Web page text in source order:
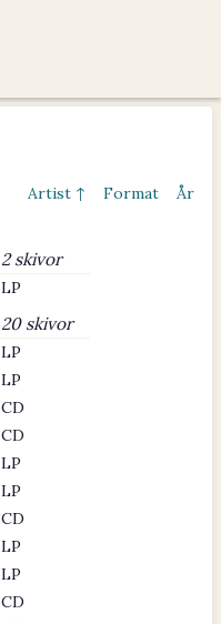
Artist ↑ Format År
2 skivor
LP
20 skivor
LP
LP
CD
CD
LP
LP
CD
LP
LP
CD